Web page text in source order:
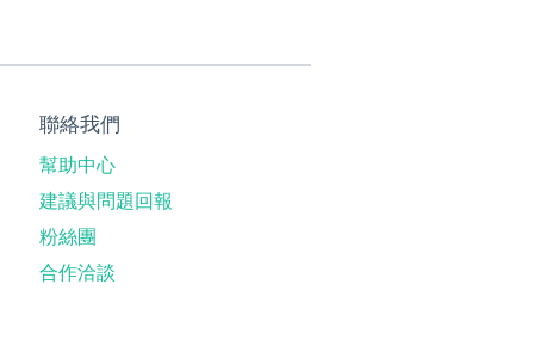
聯絡我們
幫助中心
建議與問題回報
粉絲團
合作洽談